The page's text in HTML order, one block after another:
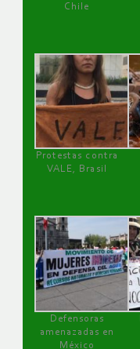
Chile
Protestas contra
VALE, Brasil
Defensoras
amenazadas en
México